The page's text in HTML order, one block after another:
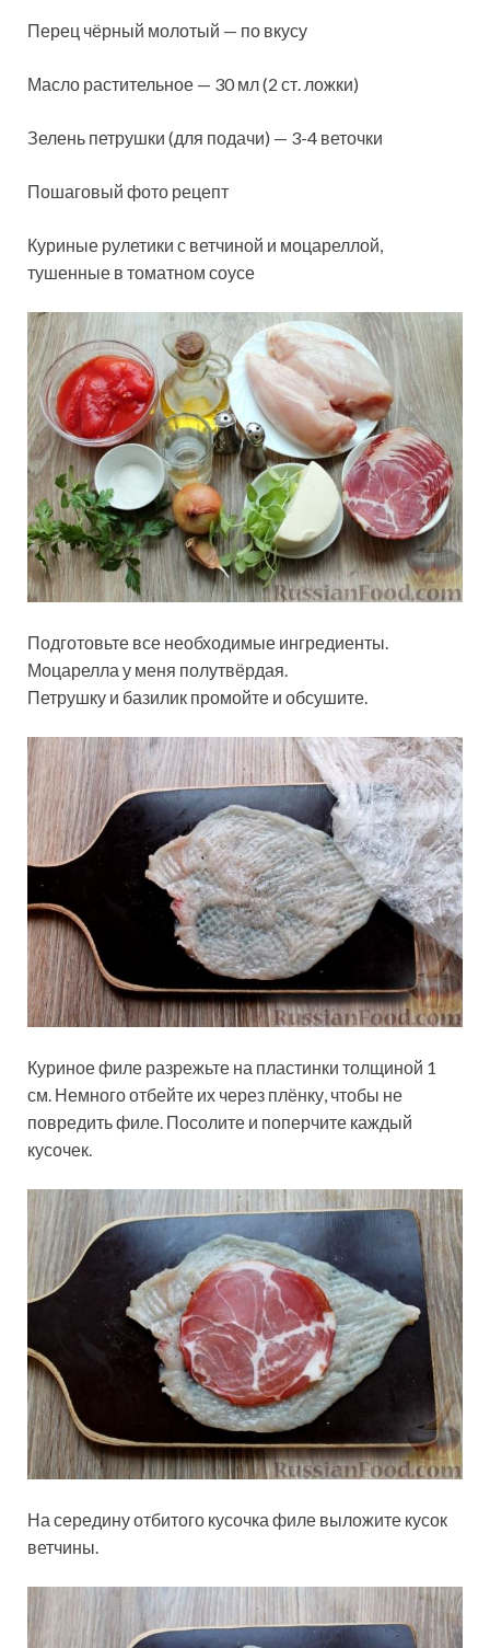
Перец чёрный молотый — по вкусу
Масло растительное — 30 мл (2 ст. ложки)
Зелень петрушки (для подачи) — 3-4 веточки
Пошаговый фото рецепт
Куриные рулетики с ветчиной и моцареллой,
тушенные в томатном соусе
Подготовьте все необходимые ингредиенты.
Моцарелла у меня полутвёрдая.
Петрушку и базилик промойте и обсушите.
Куриное филе разрежьте на пластинки толщиной 1
см. Немного отбейте их через плёнку, чтобы не
повредить филе. Посолите и поперчите каждый
кусочек.
На середину отбитого кусочка филе выложите кусок
ветчины.